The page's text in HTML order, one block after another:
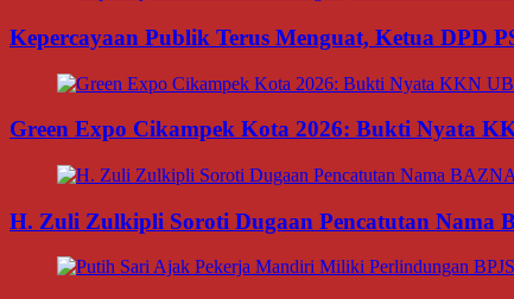
Kepercayaan Publik Terus Menguat, Ketua DPD
Green Expo Cikampek Kota 2026: Bukti Nyata
H. Zuli Zulkipli Soroti Dugaan Pencatutan Nama